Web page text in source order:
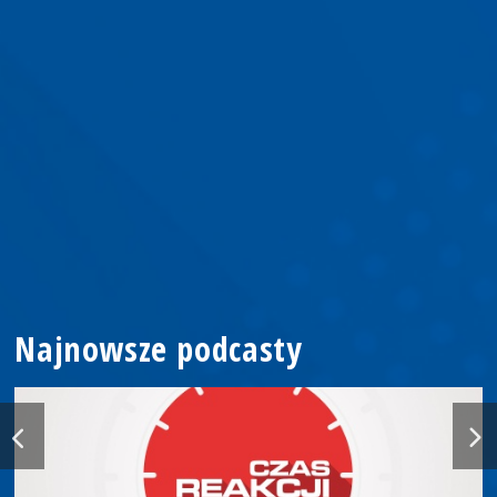
Najnowsze podcasty